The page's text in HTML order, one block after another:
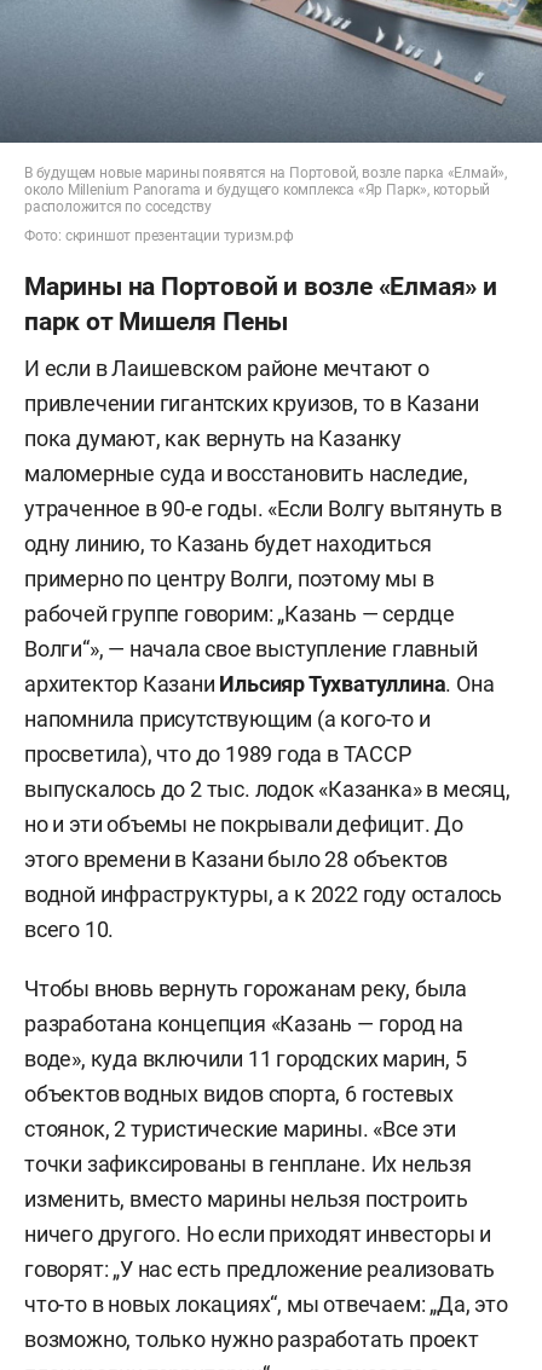
В будущем новые марины появятся на Портовой, возле парка «Елмай»,
около Millenium Panorama и будущего комплекса «Яр Парк», который
расположится по соседству
Фото: скриншот презентации туризм.рф
Марины на Портовой и возле «Елмая» и
парк от Мишеля Пены
И если в Лаишевском районе мечтают о
привлечении гигантских круизов, то в Казани
пока думают, как вернуть на Казанку
маломерные суда и восстановить наследие,
утраченное в 90-е годы. «Если Волгу вытянуть в
одну линию, то Казань будет находиться
примерно по центру Волги, поэтому мы в
рабочей группе говорим: „Казань — сердце
Волги“», — начала свое выступление главный
архитектор Казани Ильсияр Тухватуллина. Она
напомнила присутствующим (а кого-то и
просветила), что до 1989 года в ТАССР
выпускалось до 2 тыс. лодок «Казанка» в месяц,
но и эти объемы не покрывали дефицит. До
этого времени в Казани было 28 объектов
водной инфраструктуры, а к 2022 году осталось
всего 10.
Чтобы вновь вернуть горожанам реку, была
разработана концепция «Казань — город на
воде», куда включили 11 городских марин, 5
объектов водных видов спорта, 6 гостевых
стоянок, 2 туристические марины. «Все эти
точки зафиксированы в генплане. Их нельзя
изменить, вместо марины нельзя построить
ничего другого. Но если приходят инвесторы и
говорят: „У нас есть предложение реализовать
что-то в новых локациях“, мы отвечаем: „Да, это
возможно, только нужно разработать проект